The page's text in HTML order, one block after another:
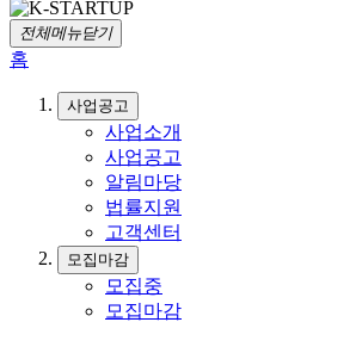
전체메뉴닫기
홈
사업공고
사업소개
사업공고
알림마당
법률지원
고객센터
모집마감
모집중
모집마감